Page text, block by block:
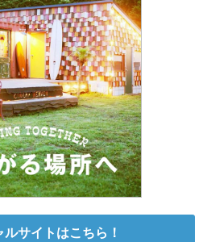
サイトはこちら！